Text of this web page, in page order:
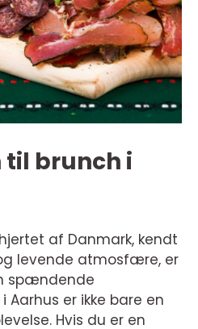
brunch i
af Danmark, kendt
levende atmosfære, er
spændende
Aarhus er ikke bare en
Hvis du er en